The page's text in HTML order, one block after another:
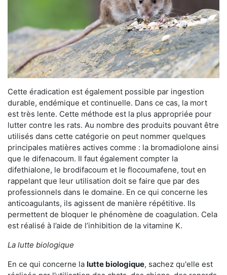
Cette éradication est également possible par ingestion
durable, endémique et continuelle. Dans ce cas, la mort
est très lente. Cette méthode est la plus appropriée pour
lutter contre les rats. Au nombre des produits pouvant être
utilisés dans cette catégorie on peut nommer quelques
principales matières actives comme : la bromadiolone ainsi
que le difenacoum. Il faut également compter la
difethialone, le brodifacoum et le flocoumafene, tout en
rappelant que leur utilisation doit se faire que par des
professionnels dans le domaine. En ce qui concerne les
anticoagulants, ils agissent de manière répétitive. Ils
permettent de bloquer le phénomène de coagulation. Cela
est réalisé à l’aide de l’inhibition de la vitamine K.
La lutte biologique
En ce qui concerne la lutte biologique, sachez qu'elle est